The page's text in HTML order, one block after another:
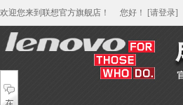
欢迎您来到联想官方旗舰店！ 您好 ！ [请登录]